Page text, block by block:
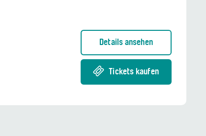
Details ansehen
Tickets kaufen